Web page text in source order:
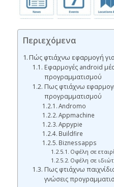
Περιεχόμενα
Πώς φτιάχνω εφαρμογή
Εφαρμογές android
προγραμματισμού
Πως φτιάχνω
προγραμματισμού
Andromo
Appmachine
Appypie
Buildfire
Biznessapps
Οφέλη σε
Οφέλη σε
Πως φτιάχνω
γνώσεις